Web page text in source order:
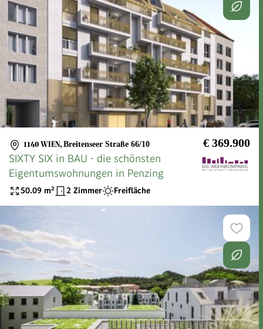
1140 WIEN, Breitenseer Straße 66/10 € 369.900
SIXTY SIX in BAU - die schönsten
Eigentumswohnungen in Penzing
50.09 m² 2 Zimmer Freifläche